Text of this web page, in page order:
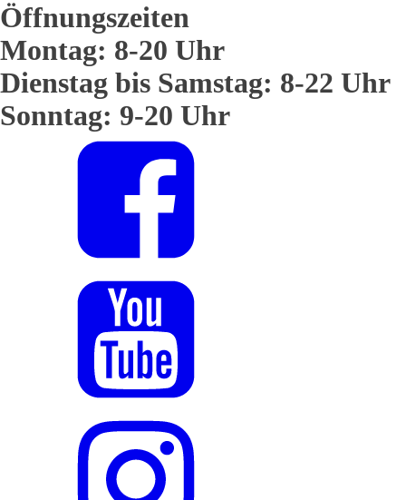
Öffnungszeiten
Montag: 8-20 Uhr
Dienstag bis Samstag: 8-22 Uhr
Sonntag: 9-20 Uhr